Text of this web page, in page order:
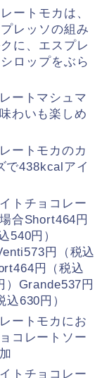
ートモカは、
レッソの組み
に、エスプレ
ロップをぶら
ートマシュマ
わいも楽しめ
ートモカのカ
で438kcalアイ
トチョコレー
合Short464円
540円）
円（税込
円（税込
）Grande537円
込630円）
ートモカにお
コレートソー
トチョコレー